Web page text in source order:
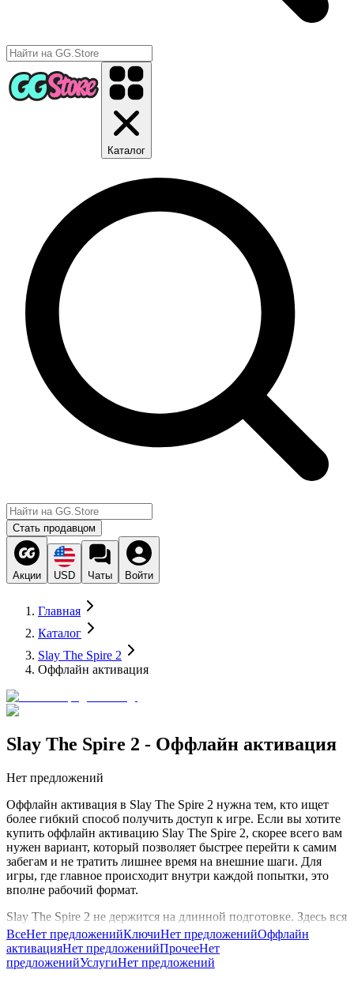
Каталог
Стать продавцом
Акции USD Чаты Войти
Главная
Каталог
Slay The Spire 2
Оффлайн активация
Slay The Spire 2 - Оффлайн активация
Нет предложений
Оффлайн активация в Slay The Spire 2 нужна тем, кто ищет
более гибкий способ получить доступ к игре. Если вы хотите
купить оффлайн активацию Slay The Spire 2, скорее всего вам
нужен вариант, который позволяет быстрее перейти к самим
забегам и не тратить лишнее время на внешние шаги. Для
игры, где главное происходит внутри каждой попытки, это
вполне рабочий формат.
Slay The Spire 2 не держится на длинной подготовке. Здесь вся
ценность в том, как вы заходите в забег, строите колоду,
ловите синергию и пытаетесь не сломать хорошую сборку
одним неверным решением. Поэтому такой формат доступа
полезен тем, кто хочет быстрее начать и сразу вкатиться в
ВсеНет предложенийКлючиНет предложенийОффлайн
активацияНет предложенийПрочееНет
предложенийУслугиНет предложений